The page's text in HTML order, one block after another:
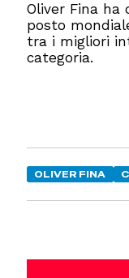
Oliver Fina ha
posto
tra i migliori
categoria.
OLIVER FINA